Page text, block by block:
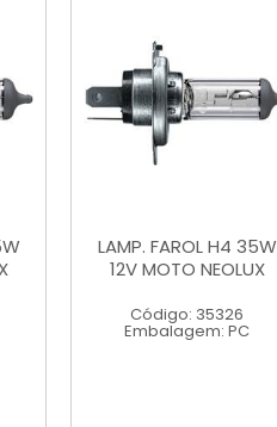
LAMP. FAROL H4 35W
12V MOTO NEOLUX
Código: 35326
Embalagem: PC